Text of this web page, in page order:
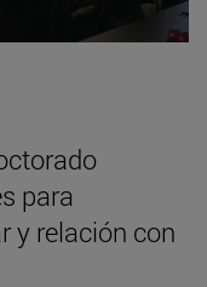
para
y relación con